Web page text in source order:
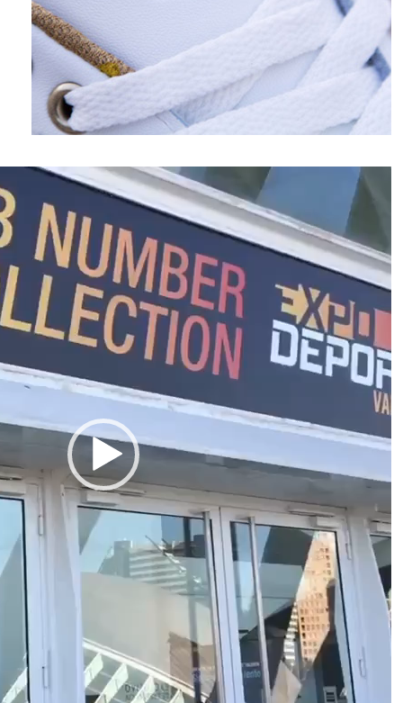
نمایشگر
ویدیو